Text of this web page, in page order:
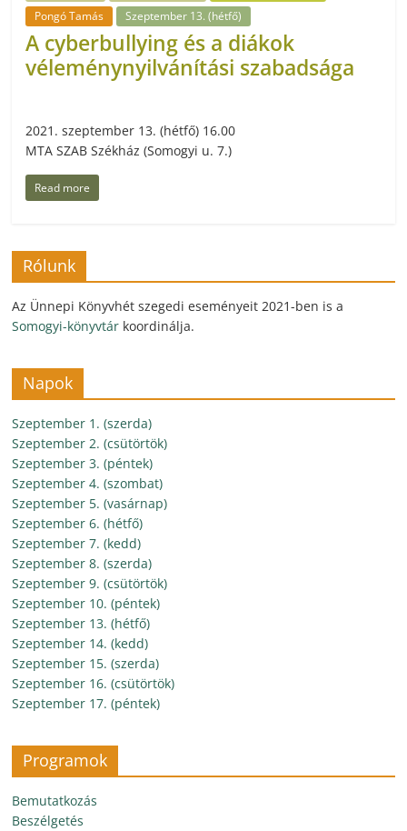
Pongó Tamás
Szeptember 13. (hétfő)
A cyberbullying és a diákok
véleménynyilvánítási szabadsága
2021. szeptember 13. (hétfő) 16.00
MTA SZAB Székház (Somogyi u. 7.)
Read more
Rólunk
Az Ünnepi Könyvhét szegedi eseményeit 2021-ben is a
Somogyi-könyvtár koordinálja.
Napok
Szeptember 1. (szerda)
Szeptember 2. (csütörtök)
Szeptember 3. (péntek)
Szeptember 4. (szombat)
Szeptember 5. (vasárnap)
Szeptember 6. (hétfő)
Szeptember 7. (kedd)
Szeptember 8. (szerda)
Szeptember 9. (csütörtök)
Szeptember 10. (péntek)
Szeptember 13. (hétfő)
Szeptember 14. (kedd)
Szeptember 15. (szerda)
Szeptember 16. (csütörtök)
Szeptember 17. (péntek)
Programok
Bemutatkozás
Beszélgetés